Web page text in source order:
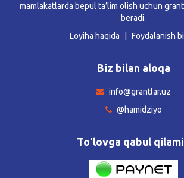
mamlakatlarda bepul ta’lim olish uchun
beradi.
Loyiha haqida
Foydalanish
Biz bilan aloqa
info@grantlar.uz
@hamidziyo
To'lovga qabul